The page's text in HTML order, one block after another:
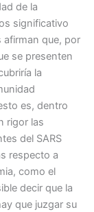
de la
significativo
afirman que, por
se presenten
la
es, dentro
rigor las
del SARS
respecto a
como el
decir que la
que juzgar su